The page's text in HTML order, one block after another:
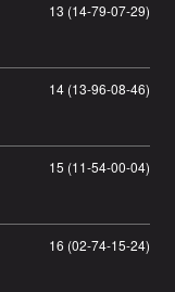
13 (14-79-07-29)
14 (13-96-08-46)
15 (11-54-00-04)
16 (02-74-15-24)